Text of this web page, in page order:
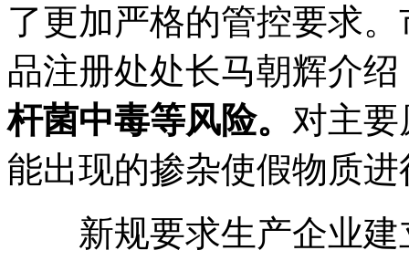
了更加严格的管控要求
品注册处处长马朝辉介绍
杆菌中毒等风险。 对主
能出现的掺杂使假物质
新规要求生产企业建